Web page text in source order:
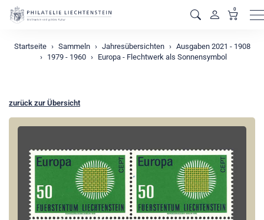
0
Startseite Sammeln Jahresübersichten
Ausgaben 2021 - 1908
1979 - 1960
Europa - Flechtwerk als Sonnensymbol
zurück zur Übersicht